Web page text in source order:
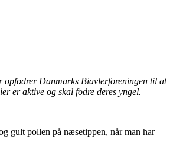
opfodrer Danmarks Biavlerforeningen til at
er aktive og skal fodre deres yngel.
gult pollen på næsetippen, når man har